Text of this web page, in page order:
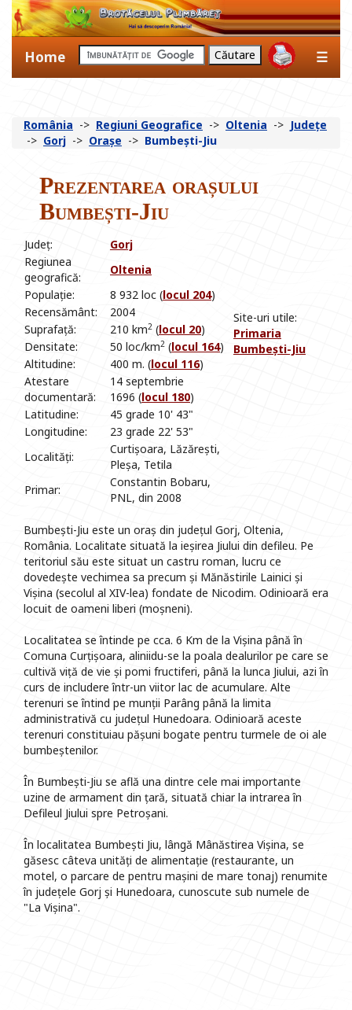
Home ☰
România -> Regiuni Geografice -> Oltenia -> Județe
-> Gorj -> Orașe -> Bumbești-Jiu
Prezentarea orașului
Bumbești-Jiu
Județ: Gorj
Site-uri utile:
Primaria
Bumbești-Jiu
Regiunea
geografică:
Oltenia
Populație:
8 932 loc (locul 204)
Recensământ:
2004
Suprafață:
210 km2 (locul 20)
Densitate:
50 loc/km2 (locul 164)
Altitudine:
400 m. (locul 116)
Atestare
documentară:
14 septembrie
1696 (locul 180)
Latitudine:
45 grade 10' 43"
Longitudine:
23 grade 22' 53"
Localități:
Curtișoara, Lăzărești,
Pleșa, Tetila
Primar:
Constantin Bobaru,
PNL, din 2008
Bumbești-Jiu este un oraș din județul Gorj, Oltenia,
România. Localitate situată la ieșirea Jiului din defileu. Pe
teritoriul său este situat un castru roman, lucru ce
dovedește vechimea sa precum și Mănăstirile Lainici și
Vișina (secolul al XIV-lea) fondate de Nicodim. Odinioară era
locuit de oameni liberi (moșneni).
Localitatea se întinde pe cca. 6 Km de la Vișina până în
Comuna Curțișoara, aliniidu-se la poala dealurilor pe care se
cultivă viță de vie și pomi fructiferi, până la lunca Jiului, azi în
curs de includere într-un viitor lac de acumulare. Alte
terenuri se întind pe munții Parâng până la limita
administrativă cu județul Hunedoara. Odinioară aceste
terenuri constituiau pășuni bogate pentru turmele de oi ale
bumbeștenilor.
În Bumbești-Jiu se află una dintre cele mai importante
uzine de armament din țară, situată chiar la intrarea în
Defileul Jiului spre Petroșani.
În localitatea Bumbești Jiu, lângă Mânăstirea Vișina, se
găsesc câteva unități de alimentație (restaurante, un
motel, o parcare de pentru mașini de mare tonaj) renumite
în județele Gorj și Hunedoara, cunoscute sub numele de
"La Vișina".